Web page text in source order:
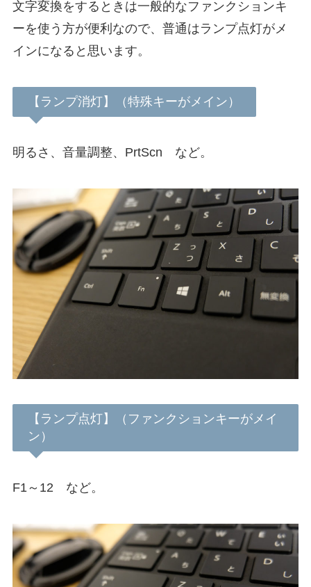
文字変換をするときは一般的なファンクションキ
ーを使う方が便利なので、普通はランプ点灯がメ
インになると思います。
【ランプ消灯】（特殊キーがメイン）
明るさ、音量調整、PrtScn など。
【ランプ点灯】（ファンクションキーがメイ
ン）
F1～12 など。